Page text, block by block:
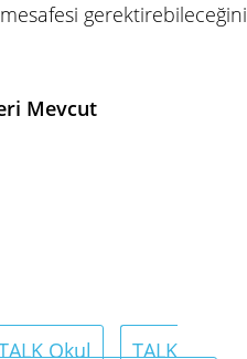
gerektirebileceğini
Mevcut
Okul
TALK